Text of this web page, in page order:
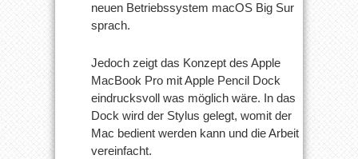
neuen Betriebssystem macOS Big Sur
sprach.
Jedoch zeigt das Konzept des Apple
MacBook Pro mit Apple Pencil Dock
eindrucksvoll was möglich wäre. In das
Dock wird der Stylus gelegt, womit der
Mac bedient werden kann und die Arbeit
vereinfacht.